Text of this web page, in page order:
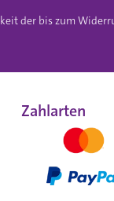
der bis zum
Zahlarten